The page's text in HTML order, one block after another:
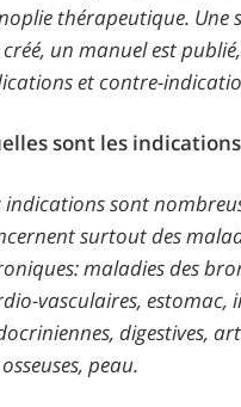
thérapeutique. Une
créé, un manuel est
et contre-
sont les
indications sont
surtout des
maladies des
vasculaires, estomac,
digestives,
peau.